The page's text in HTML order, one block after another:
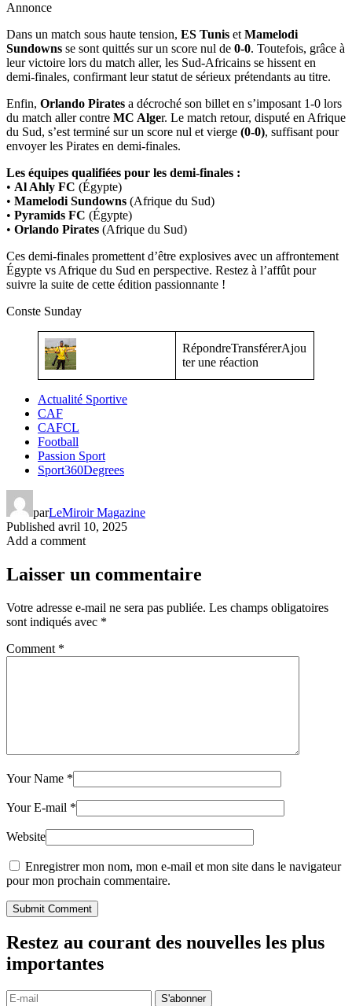
Annonce
Dans un match sous haute tension, ES Tunis et Mamelodi
Sundowns se sont quittés sur un score nul de 0-0. Toutefois, grâce à
leur victoire lors du match aller, les Sud-Africains se hissent en
demi-finales, confirmant leur statut de sérieux prétendants au titre.
Enfin, Orlando Pirates a décroché son billet en s’imposant 1-0 lors
du match aller contre MC Alger. Le match retour, disputé en Afrique
du Sud, s’est terminé sur un score nul et vierge (0-0), suffisant pour
envoyer les Pirates en demi-finales.
Les équipes qualifiées pour les demi-finales :
• Al Ahly FC (Égypte)
• Mamelodi Sundowns (Afrique du Sud)
• Pyramids FC (Égypte)
• Orlando Pirates (Afrique du Sud)
Ces demi-finales promettent d’être explosives avec un affrontement
Égypte vs Afrique du Sud en perspective. Restez à l’affût pour
suivre la suite de cette édition passionnante !
Conste Sunday
RépondreTransférerAjou
ter une réaction
Actualité Sportive
CAF
CAFCL
Football
Passion Sport
Sport360Degrees
parLeMiroir Magazine
Published avril 10, 2025
Add a comment
Laisser un commentaire
Votre adresse e-mail ne sera pas publiée. Les champs obligatoires
sont indiqués avec *
Comment *
Your Name *
Your E-mail *
Website
Enregistrer mon nom, mon e-mail et mon site dans le navigateur
pour mon prochain commentaire.
Submit Comment
Restez au courant des nouvelles les plus
importantes
S'abonner